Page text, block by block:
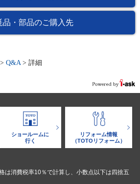
品・部品のご購入先
> Q&A > 詳細
ショールームに
行く
リフォーム情報
（TOTOリフォーム）
は消費税率10％で計算し、小数点以下は四捨五